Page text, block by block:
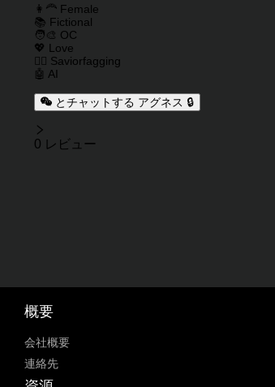
キャラクタータグ
👩‍🦰 Female
📚 Fictional
🧑‍🎨 OC
💖 Love
🦸‍♂️ Saviorfagging
🤖 AI
とチャットする アグネス 🔒
レビュー
0 レビュー
概要
会社概要
連絡先